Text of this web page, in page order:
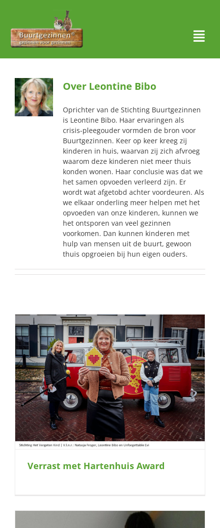
Waar actief?
Aanmelden
Nieuws
Contact
Over Leontine Bibo
Oprichter van de Stichting Buurtgezinnen
is Leontine Bibo. Haar ervaringen als
crisis-pleegouder vormden de bron voor
Buurtgezinnen. Keer op keer kreeg zij
kinderen in huis, waarvan zij zich afvroeg
waarom deze kinderen niet meer thuis
konden wonen. Haar conclusie was dat we
het samen opvoeden verleerd zijn. Er
wordt wat afgetobd achter voordeuren. Als
we elkaar onderling meer helpen met het
opvoeden van onze kinderen, kunnen we
het ontsporen van veel gezinnen
voorkomen. Dan kunnen kinderen met
hulp van mensen uit de buurt, gewoon
thuis opgroeien bij hun eigen ouders.
Verrast met Hartenhuis Award